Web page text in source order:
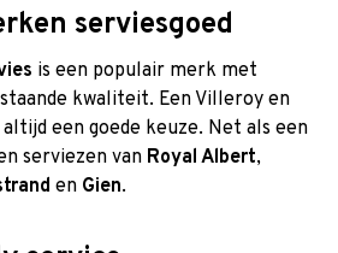
serviesgoed
is een populair merk met
kwaliteit. Een Villeroy en
een goede keuze. Net als een
serviezen van Royal Albert,
en Gien.